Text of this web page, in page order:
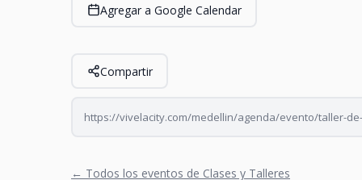
Agregar a Google Calendar
Compartir
https://vivelacity.com/medellin/agenda/evento/taller-
← Todos los eventos de Clases y Talleres